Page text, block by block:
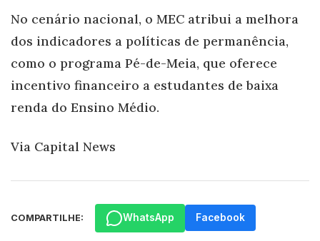
No cenário nacional, o MEC atribui a melhora
dos indicadores a políticas de permanência,
como o programa Pé-de-Meia, que oferece
incentivo financeiro a estudantes de baixa
renda do Ensino Médio.
Via Capital News
COMPARTILHE: WhatsApp Facebook